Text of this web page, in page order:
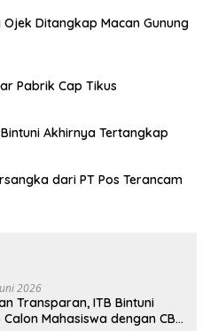
Ditangkap Macan Gunung
Pabrik Cap Tikus
Akhirnya Tertangkap
dari PT Pos Terancam
2026
Transparan, ITB Bintuni
Calon Mahasiswa dengan CBT